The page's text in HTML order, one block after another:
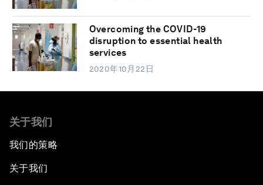
Overcoming the COVID-19
disruption to essential health
services
2020年10月22日
关于我们
我们的策略
关于我们